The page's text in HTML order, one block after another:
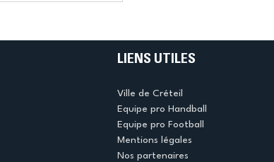
LIENS UTILES
Ville de Créteil
Equipe pro Handball
Equipe pro Football
Mentions légales
Nos partenaires